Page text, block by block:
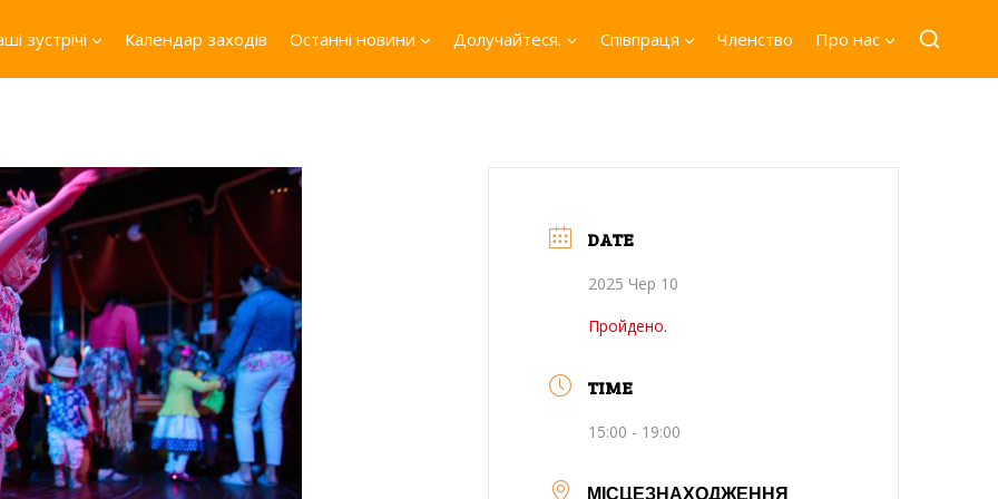
зустрічі Календар заходів Останні новини Долучайтеся. Співпраця Членство Про нас
DATE
2025 Чер 10
Пройдено.
TIME
15:00 - 19:00
МІСЦЕЗНАХОДЖЕННЯ